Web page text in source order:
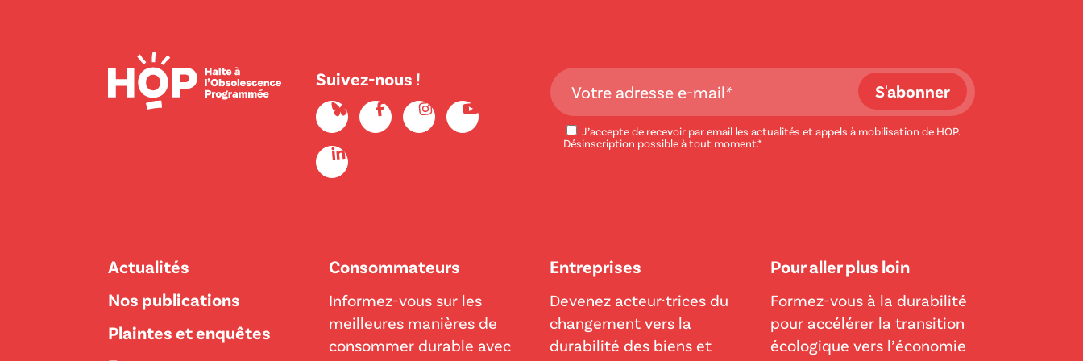
Suivez-nous !
J’accepte de recevoir par email les actualités et appels à mobilisation de HOP.
Désinscription possible à tout moment.*
Actualités
Nos publications
Plaintes et enquêtes
Consommateurs
Informez-vous sur les
meilleures manières de
consommer durable avec
Entreprises
Devenez acteur·trices du
changement vers la
durabilité des biens et
Pour aller plus loin
Formez-vous à la durabilité
pour accélérer la transition
écologique vers l’économie